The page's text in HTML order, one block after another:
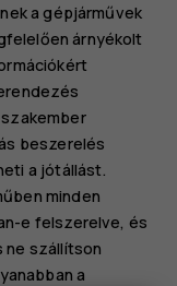
a gépjárművek
árnyékolt
beszerelés
a jótállást.
minden
e felszerelve, és
ne szállítson
a